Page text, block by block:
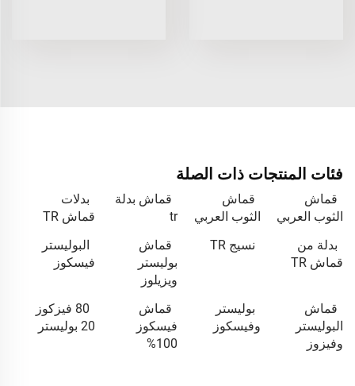
فئات المنتجات ذات الصلة
قماش
الثوب العربي
قماش
الثوب العربي
قماش بدلة
tr
بدلات
قماش TR
بدلة من
قماش TR
نسيج TR
قماش
بوليستر
ويزيلوز
البوليستر
فيسكوز
قماش
البوليستر
وفيزوز
بوليستر
وفيسكوز
قماش
فيسكوز
100%
80 فيزكوز
20 بوليستر